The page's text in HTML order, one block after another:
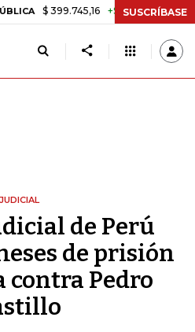
$ 399.745,16 +$ 2.295,71 +0,58%
SUSCRÍBASE
JUDICIAL
de Perú
de prisión
contra Pedro